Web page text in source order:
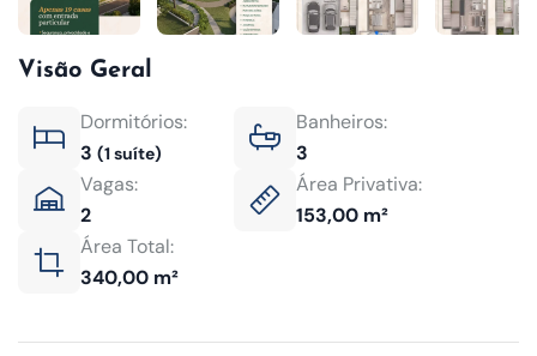
Visão Geral
Dormitórios:
3 (1 suíte)
Banheiros:
3
Vagas:
2
Área Privativa:
153,00 m²
Área Total:
340,00 m²